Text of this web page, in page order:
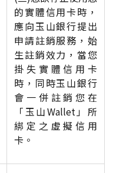
的實體信用卡時，
應向玉山銀行提出
申請註銷服務，始
生註銷效力，當您
掛失實體信用卡
時，同時玉山銀行
會一併註銷您在
「玉山Wallet」所
綁定之虛擬信用
卡。